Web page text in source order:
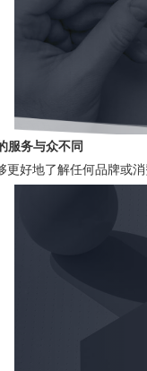
服务与众不同
更好地了解任何品牌或